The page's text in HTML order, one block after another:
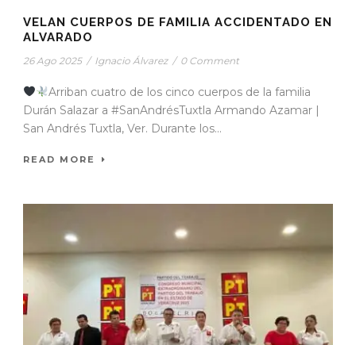
VELAN CUERPOS DE FAMILIA ACCIDENTADO EN
ALVARADO
26 Ago 2025 / Ignacio Álvarez / 0 Comment
Arriban cuatro de los cinco cuerpos de la familia
Durán Salazar a #SanAndrésTuxtla Armando Azamar |
San Andrés Tuxtla, Ver. Durante los...
READ MORE